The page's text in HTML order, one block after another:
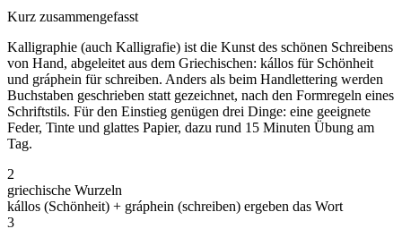
Kurz zusammengefasst
Kalligraphie (auch Kalligrafie) ist die Kunst des schönen Schreibens
von Hand, abgeleitet aus dem Griechischen: kállos für Schönheit
und gráphein für schreiben. Anders als beim Handlettering werden
Buchstaben geschrieben statt gezeichnet, nach den Formregeln eines
Schriftstils. Für den Einstieg genügen drei Dinge: eine geeignete
Feder, Tinte und glattes Papier, dazu rund 15 Minuten Übung am
Tag.
2
griechische Wurzeln
kállos (Schönheit) + gráphein (schreiben) ergeben das Wort
3